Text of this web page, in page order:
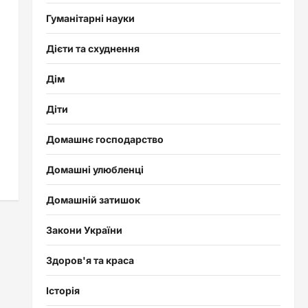
Гуманітарні науки
Дієти та схуднення
Дім
Діти
Домашнє господарство
Домашні улюбленці
Домашній затишок
Закони України
Здоров'я та краса
Історія